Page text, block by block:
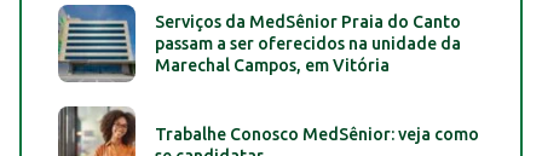
Serviços da MedSênior Praia do Canto
passam a ser oferecidos na unidade da
Marechal Campos, em Vitória
Trabalhe Conosco MedSênior: veja como